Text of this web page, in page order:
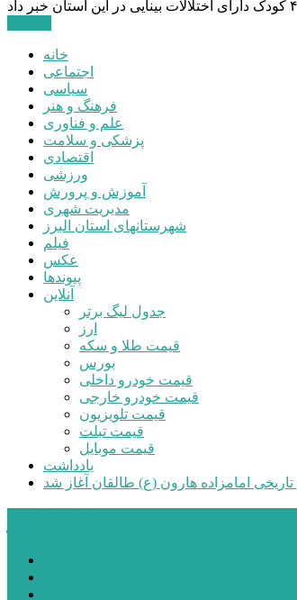
خانه
اجتماعی
سیاسی
فرهنگ و هنر
علم و فناوری
پزشکی و سلامت
اقتصادی
ورزشی
آموزش و پرورش
مدیریت شهری
شهرستانهای استان البرز
فیلم
عکس
پیوندها
آنلاین
جدول لیگ برتر
ارز
قیمت طلا و سکه
بورس
قیمت خودرو داخلی
قیمت خودرو خارجی
قیمت تلویزیون
قیمت تبلت
قیمت موبایل
یادداشت
امامزاده هارون (ع) طالقان آغاز شد